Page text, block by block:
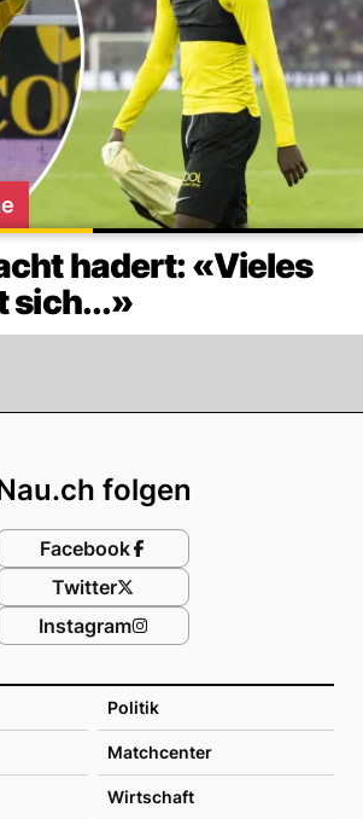
hadert: «Vieles
sich...»
Politik
Matchcenter
Wirtschaft
folgen
Facebook
Twitter
Instagram